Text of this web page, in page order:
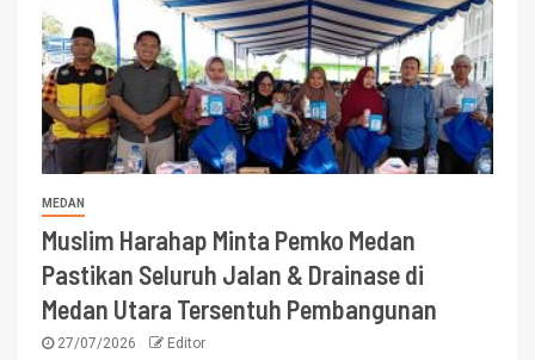
MEDAN
Muslim Harahap Minta Pemko Medan
Pastikan Seluruh Jalan & Drainase di
Medan Utara Tersentuh Pembangunan
27/07/2026 Editor